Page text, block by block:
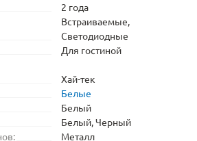
2 года
Встраиваемые,
Светодиодные
Для гостиной
Хай-тек
Белые
Белый
Белый, Черный
Металл